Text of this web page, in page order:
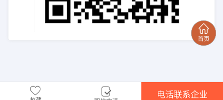
电话联系企业